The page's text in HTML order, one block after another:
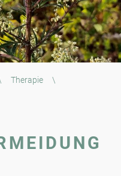
Therapie
\